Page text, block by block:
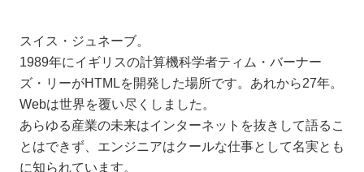
スイス・ジュネーブ。
1989年にイギリスの計算機科学者ティム・バーナー
ズ・リーがHTMLを開発した場所です。あれから27年。
Webは世界を覆い尽くしました。
あらゆる産業の未来はインターネットを抜きして語るこ
とはできず、エンジニアはクールな仕事として名実とも
に知られています。